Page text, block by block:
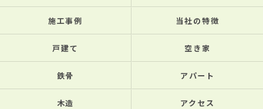
施工事例 当社の特徴
戸建て 空き家
鉄骨 アパート
木造 アクセス